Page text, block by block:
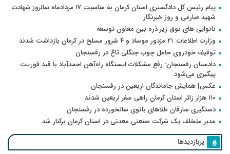
پیام رئیس کل دادگستری استان کرمان به مناسبت ۱۷ مردادماه سالروز شهادت
شهید صارمی و روز خبرنگار
نانوایی های نوق زیر ذره بین معاون توسعه
وزارت اطلاعات: ۲۱ مزدور موساد و ۴ شرور مسلح در کرمان بازداشت شدند
توقیف خودروی حامل چوب جنگلی تاغ در رفسنجان
دادستان رفسنجان: رفع مشکلات ایستگاه راه‌آهن احمدآباد با قید فوریت
پیگیری می‌شود
عکس| همایش جاماندگان اربعین در رفسنجان
۱۱۰ هزار زائر استان کرمان راهی سفر اربعین شدند
دستگیری سارقان طلاهای بانوی سالخورده در رفسنجان
مدیر متخلف یک شرکت صنعتی معدنی در استان کرمان برکنار شد
پربازدیدها